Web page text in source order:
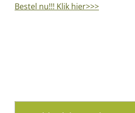
Bestel nu!!! Klik hier>>>